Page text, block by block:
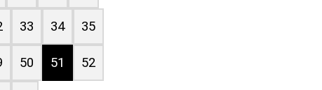
33 34 35
50 51 52